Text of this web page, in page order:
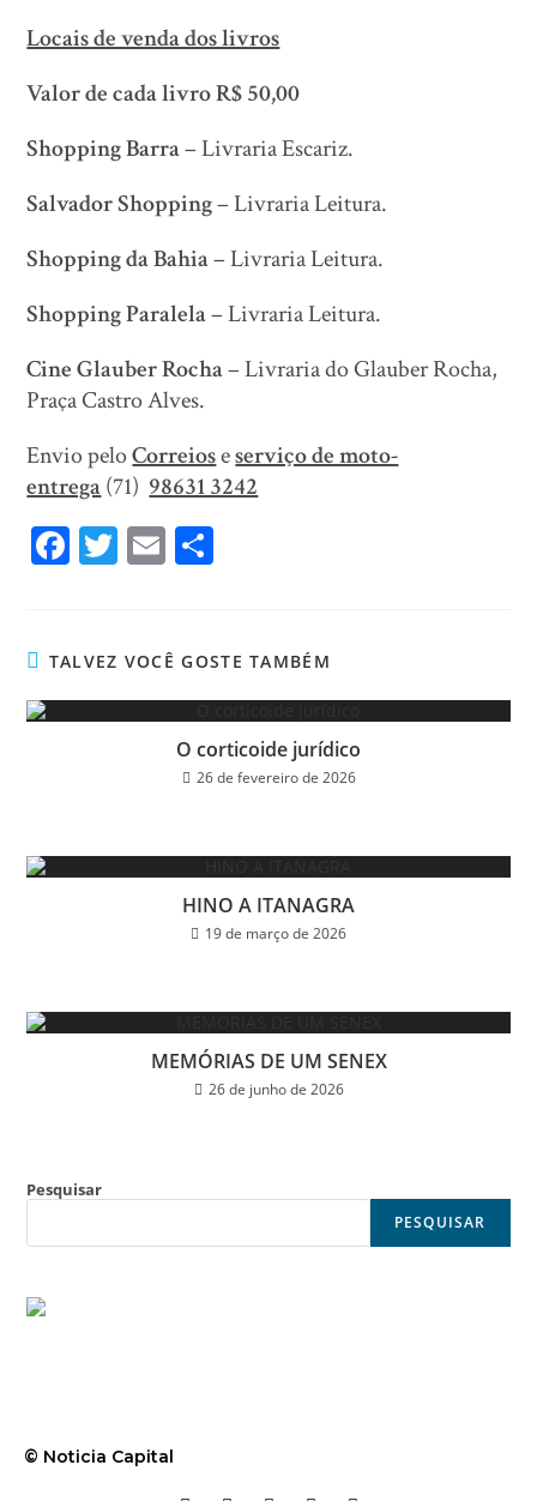
Locais de venda dos livros
Valor de cada livro R$ 50,00
Shopping Barra– Livraria Escariz.
Salvador Shopping– Livraria Leitura.
Shopping da Bahia– Livraria Leitura.
Shopping Paralela– Livraria Leitura.
Cine Glauber Rocha– Livraria do Glauber Rocha,
Praça Castro Alves.
Envio peloCorreioseserviço de moto-
entrega(71) 98631 3242
Fa
ok
T
er
E
TALVEZ VOCÊ GOSTE TAMBÉM
O corticoide jurídico
26 de fevereiro de 2026
HINO A ITANAGRA
19 de março de 2026
MEMÓRIAS DE UM SENEX
26 de junho de 2026
Pesquisar
PESQUISAR
© Noticia Capital